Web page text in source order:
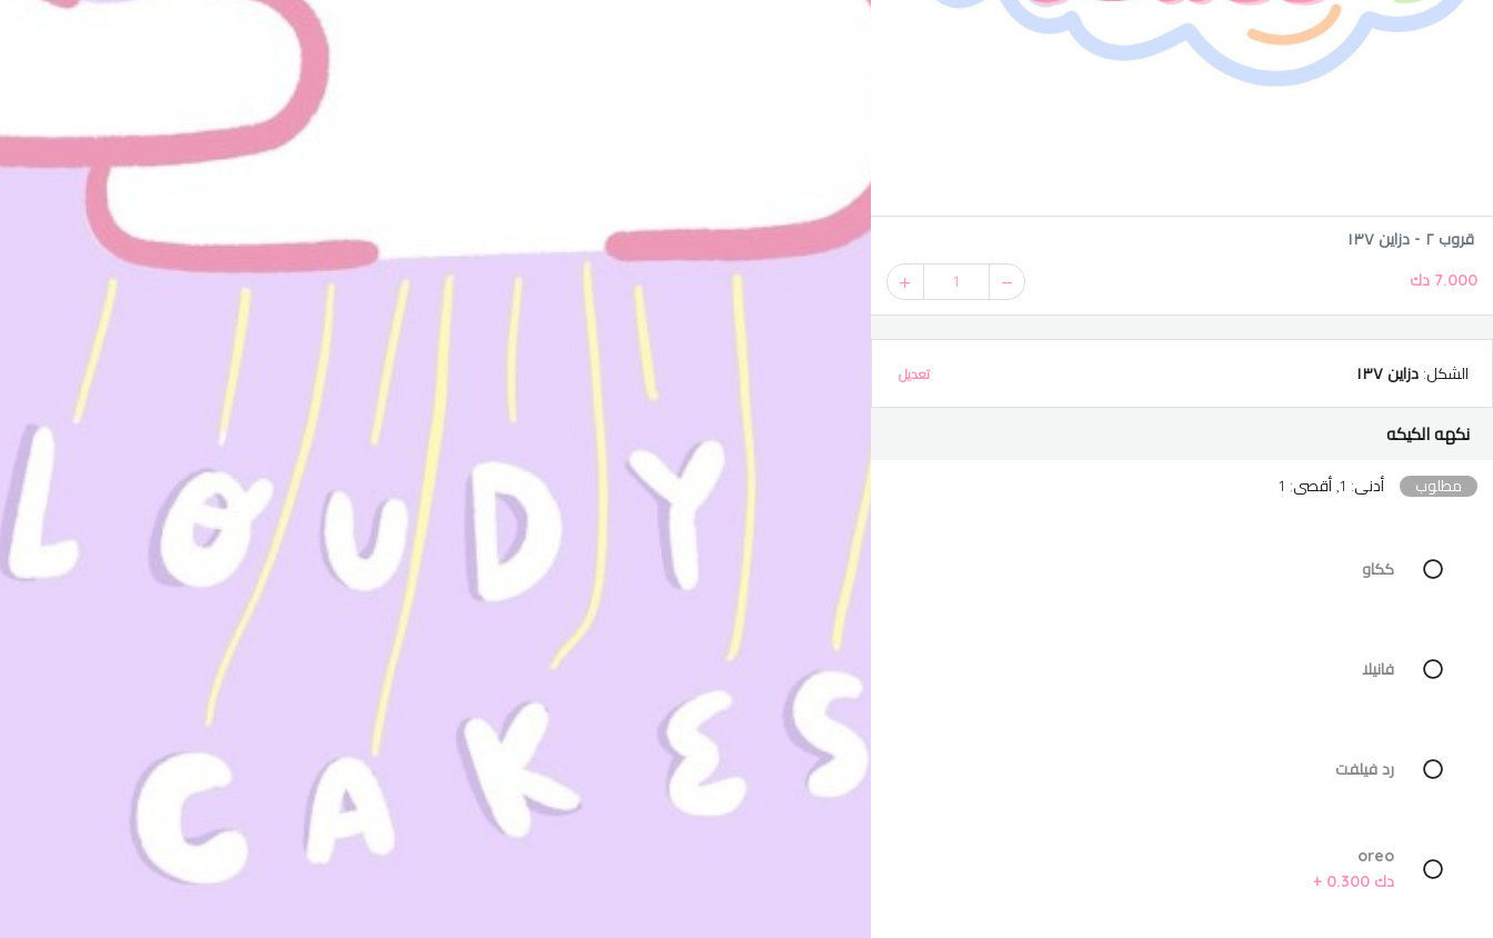
قروب ٢ - دزاين ١٣٧
7.000 دك 1
الشكل: دزاين ١٣٧ تعديل
نكهه الكيكه
مطلوب أدنى: 1, أقصى: 1
ككاو
فانيلا
رد فيلفت
oreo
دك 0.300 +